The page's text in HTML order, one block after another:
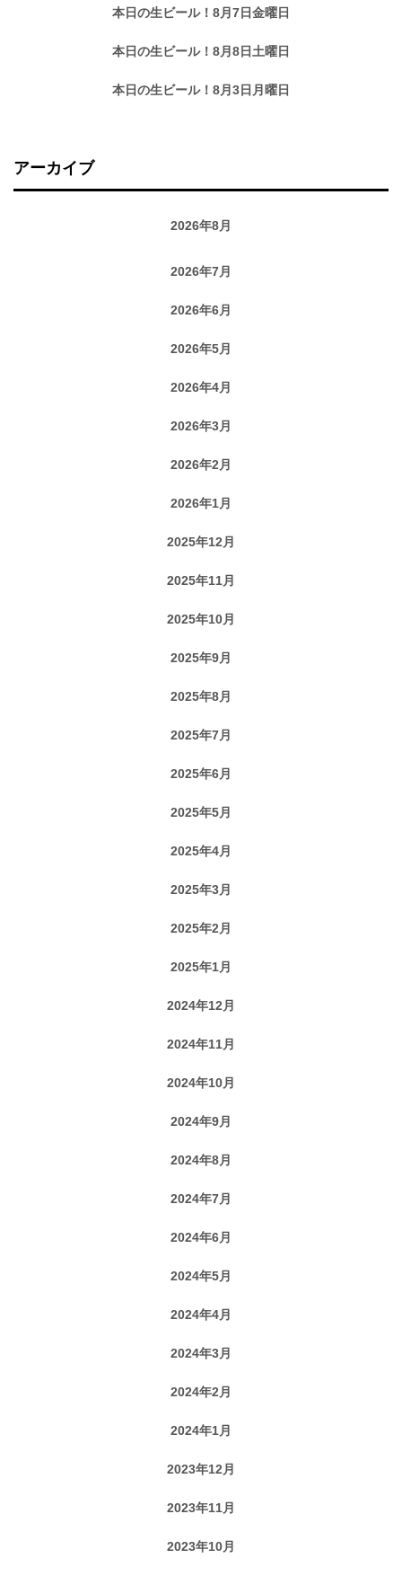
本日の生ビール！8月7日金曜日
本日の生ビール！8月8日土曜日
本日の生ビール！8月3日月曜日
アーカイブ
2026年8月
2026年7月
2026年6月
2026年5月
2026年4月
2026年3月
2026年2月
2026年1月
2025年12月
2025年11月
2025年10月
2025年9月
2025年8月
2025年7月
2025年6月
2025年5月
2025年4月
2025年3月
2025年2月
2025年1月
2024年12月
2024年11月
2024年10月
2024年9月
2024年8月
2024年7月
2024年6月
2024年5月
2024年4月
2024年3月
2024年2月
2024年1月
2023年12月
2023年11月
2023年10月